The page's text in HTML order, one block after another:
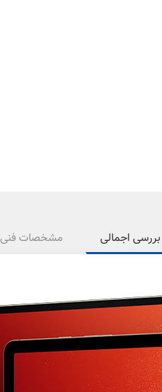
بررسی اجمالی مشخصات فنی